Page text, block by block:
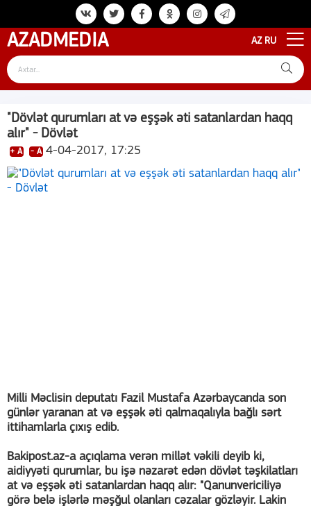
AZADMEDIA AZ RU
"Dövlət qurumları at və eşşək əti satanlardan haqq
alır" - Dövlət
+ A - A 4-04-2017, 17:25
Milli Məclisin deputatı Fazil Mustafa Azərbaycanda son
günlər yaranan at və eşşək əti qalmaqalıyla bağlı sərt
ittihamlarla çıxış edib.
Bakipost.az-a açıqlama verən millət vəkili deyib ki,
aidiyyəti qurumlar, bu işə nəzarət edən dövlət təşkilatları
at və eşşək əti satanlardan haqq alır: "Qanunvericiliyə
görə belə işlərlə məşğul olanları cəzalar gözləyir. Lakin